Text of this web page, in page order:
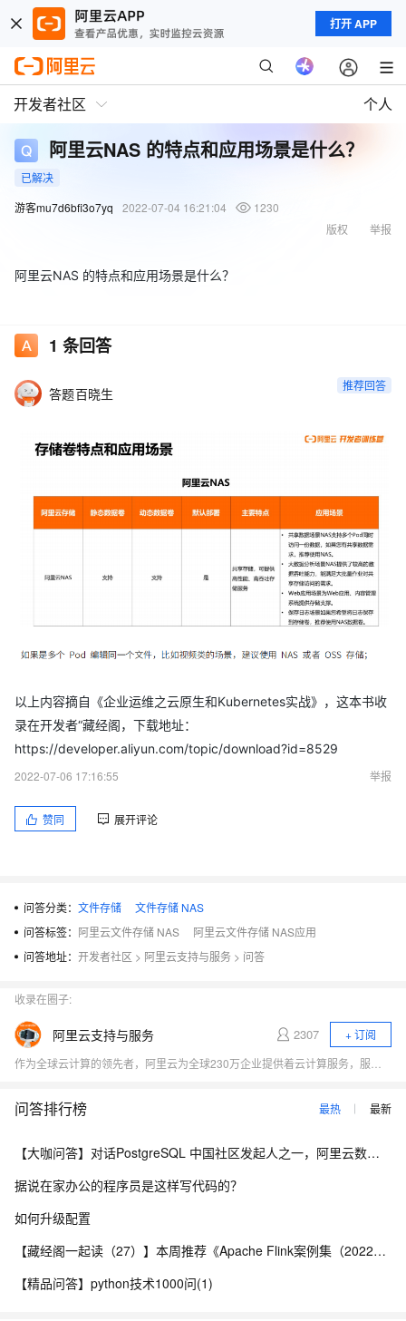
打开 APP
开发者社区 个人
阿里云NAS 的特点和应用场景是什么？
已解决
游客mu7d6bfi3o7yq
2022-07-04 16:21:04
1230
举报
版权
阿里云NAS 的特点和应用场景是什么？
1 条回答
答题百晓生 推荐回答
以上内容摘自《企业运维之云原生和Kubernetes实战》，这本书收
录在开发者“藏经阁，下载地址：
https://developer.aliyun.com/topic/download?id=8529
2022-07-06 17:16:55
举报
赞同 展开评论
问答分类： 文件存储
文件存储 NAS
问答标签： 阿里云文件存储 NAS
阿里云文件存储 NAS应用
问答地址： 开发者社区 > 阿里云支持与服务 > 问答
收录在圈子:
阿里云支持与服务 2307
+ 订阅
问答排行榜 最热 最新
【大咖问答】对话PostgreSQL 中国社区发起人之一，阿里云数据库高级专家 德哥
据说在家办公的程序员是这样写代码的？
如何升级配置
【藏经阁一起读（27）】本周推荐《Apache Flink案例集（2022版）》，你有哪些心得？
【精品问答】python技术1000问(1)